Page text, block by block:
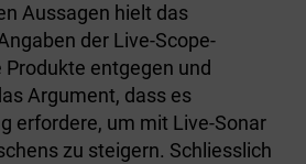
Aussagen hielt das
der Live-Scope-
entgegen und
Argument, dass es
erfordere, um mit Live-Sonar
zu steigern. Schliesslich